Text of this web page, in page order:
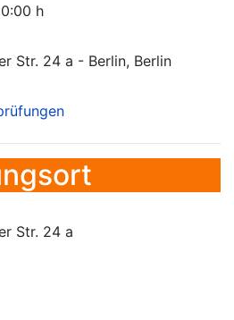
h
Str. 24 a - Berlin, Berlin
Str. 24 a